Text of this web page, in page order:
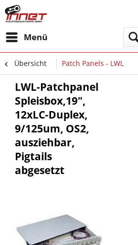
Menü
Übersicht Patch Panels - LWL
LWL-Patchpanel
Spleisbox,19",
12xLC-Duplex,
9/125um, OS2,
ausziehbar,
Pigtails
abgesetzt